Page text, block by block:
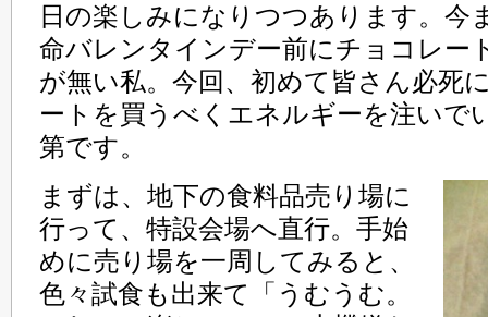
日の楽しみになりつつあります。今
命バレンタインデー前にチョコレー
が無い私。今回、初めて皆さん必死
ートを買うべくエネルギーを注いで
第です。
まずは、地下の食料品売り場に
行って、特設会場へ直行。手始
めに売り場を一周してみると、
色々試食も出来て「うむうむ。